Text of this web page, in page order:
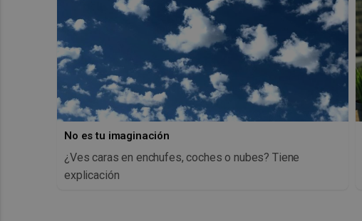
No es tu imaginación
¿Ves caras en enchufes, coches o nubes? Tiene
explicación